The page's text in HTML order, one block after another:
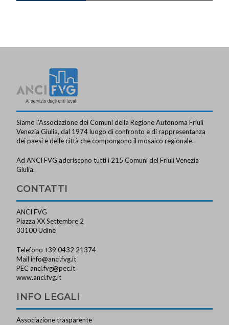
Siamo l’Associazione dei Comuni della Regione Autonoma Friuli
Venezia Giulia, dal 1974 luogo di confronto e di rappresentanza
dei paesi e delle città che compongono il mosaico regionale.
Ad ANCI FVG aderiscono tutti i 215 Comuni del Friuli Venezia
Giulia.
CONTATTI
ANCI FVG
Piazza XX Settembre 2
33100 Udine
Telefono +39 0432 21374
Mailinfo@anci.fvg.it
PEC anci.fvg@pec.it
www.anci.fvg.it
INFO LEGALI
Associazione trasparente